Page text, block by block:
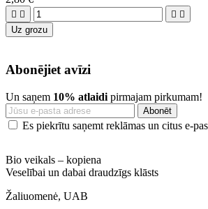
   
Uz grozu
Abonējiet avīzi
Un saņem 10% atlaidi pirmajam pirkumam!
Es piekrītu saņemt reklāmas un citus e-
Bio veikals – kopiena
Veselībai un dabai draudzīgs klāsts
Žaliuomenė, UAB